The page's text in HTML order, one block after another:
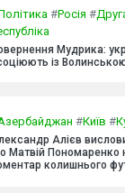
#Росія #
Мудрика:
із
#Київ #
Алієв
Матвій Пономаренко
колишнього